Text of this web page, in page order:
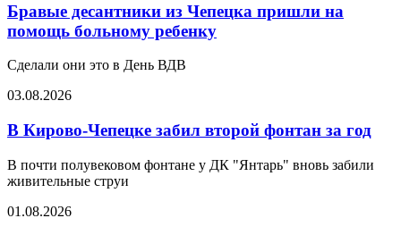
Бравые десантники из Чепецка пришли на
помощь больному ребенку
Сделали они это в День ВДВ
03.08.2026
В Кирово-Чепецке забил второй фонтан за год
В почти полувековом фонтане у ДК "Янтарь" вновь забили
живительные струи
01.08.2026